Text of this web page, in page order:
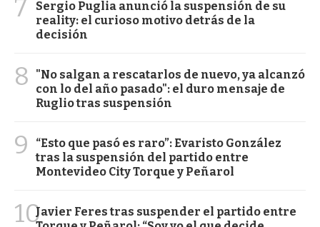
7
Sergio Puglia anunció la suspensión de su
reality: el curioso motivo detrás de la
decisión
8
"No salgan a rescatarlos de nuevo, ya alcanzó
con lo del año pasado": el duro mensaje de
Ruglio tras suspensión
9
“Esto que pasó es raro”: Evaristo González
tras la suspensión del partido entre
Montevideo City Torque y Peñarol
10Javier Feres tras suspender el partido entre